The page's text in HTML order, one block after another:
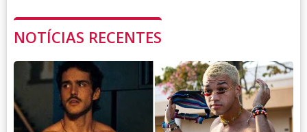
NOTÍCIAS RECENTES